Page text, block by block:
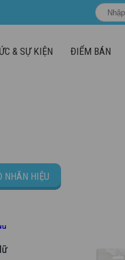
& SỰ KIỆN ĐIỂM BÁN
NHÃN HIỆU